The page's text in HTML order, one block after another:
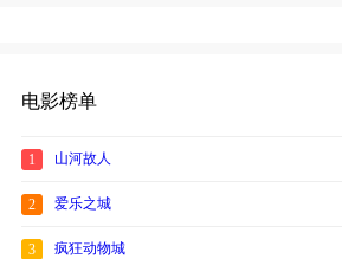
电影榜单
1 山河故人
2 爱乐之城
3 疯狂动物城